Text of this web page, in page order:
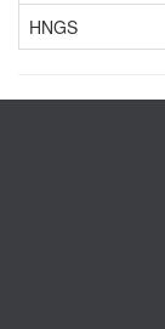
HNGS